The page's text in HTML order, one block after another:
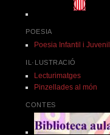
POESIA
Poesia Infantil i Juvenil
IL·LUSTRACIÓ
Lecturimatges
Pinzellades al món
CONTES